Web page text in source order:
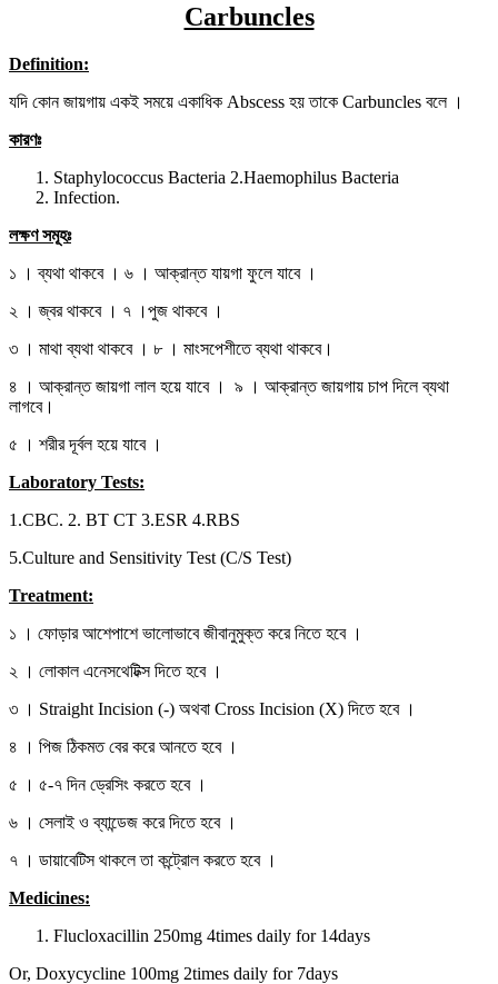
Carbuncles
Definition:
যদি কোন জায়গায় একই সময়ে একাধিক Abscess হয় তাকে Carbuncles বলে ।
কারণঃ
Staphylococcus Bacteria 2.Haemophilus Bacteria
Infection.
লক্ষণ সমূহঃ
১ । ব্যথা থাকবে । ৬ । আক্রান্ত যায়গা ফুলে যাবে ।
২ । জ্বর থাকবে । ৭ ।পুজ থাকবে ।
৩ । মাথা ব্যথা থাকবে । ৮ । মাংসপেশীতে ব্যথা থাকবে।
৪ । আক্রান্ত জায়গা লাল হয়ে যাবে । ৯ । আক্রান্ত জায়গায় চাপ দিলে ব্যথা
লাগবে।
৫ । শরীর দূর্বল হয়ে যাবে ।
Laboratory Tests:
1.CBC. 2. BT CT 3.ESR 4.RBS
5.Culture and Sensitivity Test (C/S Test)
Treatment:
১ । ফোড়ার আশেপাশে ভালোভাবে জীবানুমুক্ত করে নিতে হবে ।
২ । লোকাল এনেসথেটিক্স দিতে হবে ।
৩ । Straight Incision (-) অথবা Cross Incision (X) দিতে হবে ।
৪ । পিজ ঠিকমত বের করে আনতে হবে ।
৫ । ৫-৭ দিন ড্রেসিং করতে হবে ।
৬ । সেলাই ও ব্যান্ডেজ করে দিতে হবে ।
৭ । ডায়াবেটিস থাকলে তা কন্ট্রোল করতে হবে ।
Medicines:
Flucloxacillin 250mg 4times daily for 14days
Or, Doxycycline 100mg 2times daily for 7days